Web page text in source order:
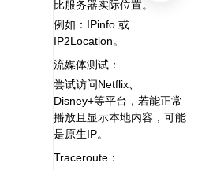
比服务器实际位置。
例如：IPinfo 或
IP2Location。
流媒体测试‌：
尝试访问Netflix、
Disney+等平台，若能正常
播放且显示本地内容，可能
是原生IP。
Traceroute‌：